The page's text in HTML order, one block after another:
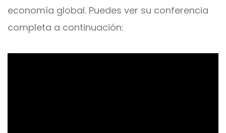
economía global. Puedes ver su conferencia
completa a continuación: